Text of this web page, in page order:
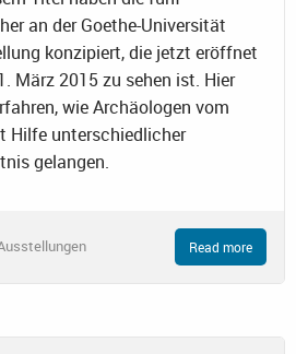
an der Goethe-Universität
konzipiert, die jetzt eröffnet
März 2015 zu sehen ist. Hier
wie Archäologen vom
Hilfe unterschiedlicher
gelangen.
Read more